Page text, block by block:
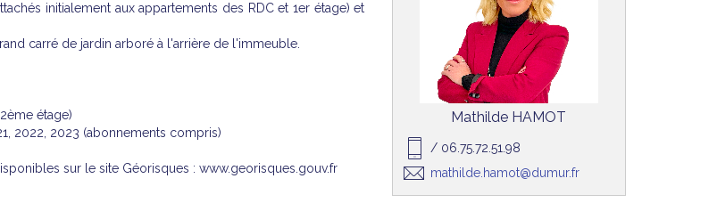
initialement aux appartements des RDC et 1er étage) et
carré de jardin arboré à l'arrière de l'immeuble.
étage)
2022, 2023 (abonnements compris)
sur le site Géorisques : www.georisques.gouv.fr
Mathilde HAMOT
/ 06.75.72.51.98
mathilde.hamot@dumur.fr